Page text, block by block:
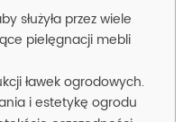
służyła przez wiele
pielęgnacji mebli
ławek ogrodowych.
i estetykę ogrodu